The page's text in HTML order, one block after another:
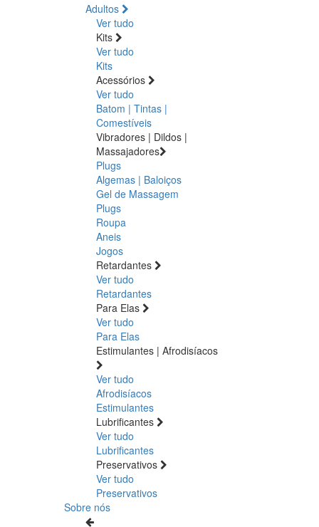
Adultos
Ver tudo
Kits
Ver tudo
Kits
Acessórios
Ver tudo
Batom | Tintas |
Comestíveis
Vibradores | Dildos |
Massajadores
Plugs
Algemas | Baloiços
Gel de Massagem
Plugs
Roupa
Aneis
Jogos
Retardantes
Ver tudo
Retardantes
Para Elas
Ver tudo
Para Elas
Estimulantes | Afrodisíacos
Ver tudo
Afrodisíacos
Estimulantes
Lubrificantes
Ver tudo
Lubrificantes
Preservativos
Ver tudo
Preservativos
Sobre nós